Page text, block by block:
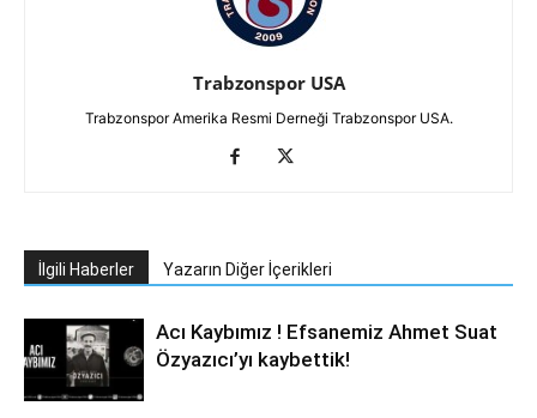
Trabzonspor USA
Trabzonspor Amerika Resmi Derneği Trabzonspor USA.
İlgili Haberler Yazarın Diğer İçerikleri
Acı Kaybımız ! Efsanemiz Ahmet Suat
Özyazıcı’yı kaybettik!